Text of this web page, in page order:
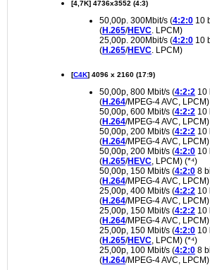
[4,7K] 4736x3552 (4:3)
50,00p. 300Mbit/s (4:2:0 10
(H.265/HEVC . LPCM)
25,00p. 200Mbit/s (4:2:0 10
(H.265/HEVC . LPCM)
[C4K] 4096 x 2160 (17:9)
50,00p, 800 Mbit/s (4:2:2 10
(H.264/MPEG-4 AVC,
50,00p, 600 Mbit/s (4:2:2 10
(H.264/MPEG-4 AVC,
50,00p, 200 Mbit/s (4:2:2 10
(H.264/MPEG-4 AVC,
50,00p, 200 Mbit/s (4:2:0 10
(H.265/HEVC , LPCM) (*⁴)
50,00p, 150 Mbit/s (4:2:0 8
(H.264/MPEG-4 AVC,
25,00p, 400 Mbit/s (4:2:2 10
(H.264/MPEG-4 AVC,
25,00p, 150 Mbit/s (4:2:2 10
(H.264/MPEG-4 AVC,
25,00p, 150 Mbit/s (4:2:0 10
(H.265/HEVC , LPCM) (*⁴)
25,00p, 100 Mbit/s (4:2:0 8
(H.264/MPEG-4 AVC,